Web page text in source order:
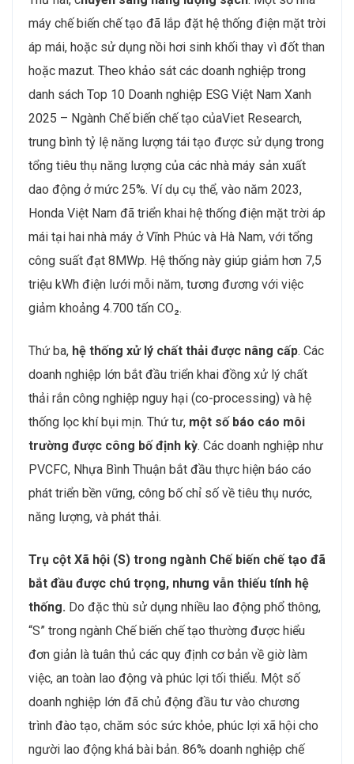
máy chế biến chế tạo đã lắp đặt hệ thống điện mặt trời
áp mái, hoặc sử dụng nồi hơi sinh khối thay vì đốt than
hoặc mazut. Theo khảo sát các doanh nghiệp trong
danh sách Top 10 Doanh nghiệp ESG Việt Nam Xanh
2025 – Ngành Chế biến chế tạo củaViet Research,
trung bình tỷ lệ năng lượng tái tạo được sử dụng trong
tổng tiêu thụ năng lượng của các nhà máy sản xuất
dao động ở mức 25%. Ví dụ cụ thể, vào năm 2023,
Honda Việt Nam đã triển khai hệ thống điện mặt trời áp
mái tại hai nhà máy ở Vĩnh Phúc và Hà Nam, với tổng
công suất đạt 8MWp. Hệ thống này giúp giảm hơn 7,5
triệu kWh điện lưới mỗi năm, tương đương với việc
giảm khoảng 4.700 tấn CO₂.
Thứ ba, hệ thống xử lý chất thải được nâng cấp. Các
doanh nghiệp lớn bắt đầu triển khai đồng xử lý chất
thải rắn công nghiệp nguy hại (co-processing) và hệ
thống lọc khí bụi mịn. Thứ tư, một số báo cáo môi
trường được công bố định kỳ. Các doanh nghiệp như
PVCFC, Nhựa Bình Thuận bắt đầu thực hiện báo cáo
phát triển bền vững, công bố chỉ số về tiêu thụ nước,
năng lượng, và phát thải.
Trụ cột Xã hội (S) trong ngành Chế biến chế tạo đã
bắt đầu được chú trọng, nhưng vẫn thiếu tính hệ
thống. Do đặc thù sử dụng nhiều lao động phổ thông,
“S” trong ngành Chế biến chế tạo thường được hiểu
đơn giản là tuân thủ các quy định cơ bản về giờ làm
việc, an toàn lao động và phúc lợi tối thiểu. Một số
doanh nghiệp lớn đã chủ động đầu tư vào chương
trình đào tạo, chăm sóc sức khỏe, phúc lợi xã hội cho
người lao động khá bài bản. 86% doanh nghiệp chế